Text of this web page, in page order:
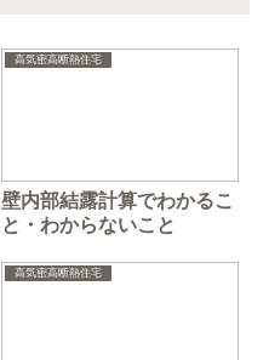
高気密高断熱住宅
壁内部結露計算でわかるこ
と・わからないこと
高気密高断熱住宅